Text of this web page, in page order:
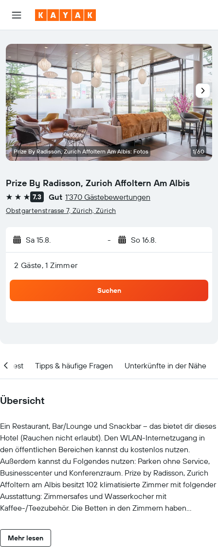
Prize By Radisson, Zurich Affoltern Am Albis
3 Sterne7.3 Gut 1’370 Gästebewertungen
Obstgartenstrasse 7, Zürich, Zürich
Sa 15.8. - So 16.8.
2 Gäste, 1 Zimmer
Suchen
Prize By Radisson, Zurich Affoltern Am Albis: Fotos 1/60
Tipps & häufige Fragen Unterkünfte in der Nähe
Übersicht
Ein Restaurant, Bar/Lounge und Snackbar – das bietet dir dieses
Hotel (Rauchen nicht erlaubt). Den WLAN-Internetzugang in
den öffentlichen Bereichen kannst du kostenlos nutzen.
Außerdem kannst du Folgendes nutzen: Parken ohne Service,
Businesscenter und Konferenzraum. Prize by Radisson, Zurich
Affoltern am Albis besitzt 102 klimatisierte Zimmer mit folgender
Ausstattung: Zimmersafes und Wasserkocher mit
Kaffee-/Teezubehör. Die Betten in den Zimmern haben
Bäder sind wie folgt ausgestattet: Duschen mit Regenduschen
und Hydromassagedusche sowie Haartrockner. Dir steht ein
Mehr lesen